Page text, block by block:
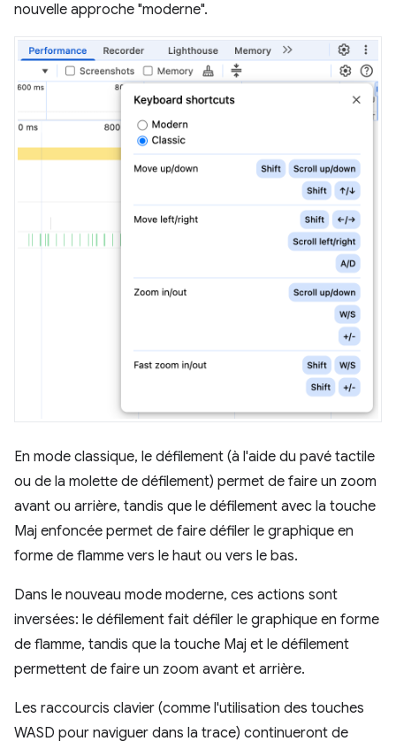
nouvelle approche "moderne".
En mode classique, le défilement (à l'aide du pavé tactile
ou de la molette de défilement) permet de faire un zoom
avant ou arrière, tandis que le défilement avec la touche
Maj enfoncée permet de faire défiler le graphique en
forme de flamme vers le haut ou vers le bas.
Dans le nouveau mode moderne, ces actions sont
inversées: le défilement fait défiler le graphique en forme
de flamme, tandis que la touche Maj et le défilement
permettent de faire un zoom avant et arrière.
Les raccourcis clavier (comme l'utilisation des touches
WASD pour naviguer dans la trace) continueront de